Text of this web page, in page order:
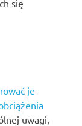
się
je
uwagi,